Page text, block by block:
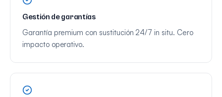
Gestión de garantías
Garantía premium con sustitución 24/7 in situ. Cero
impacto operativo.